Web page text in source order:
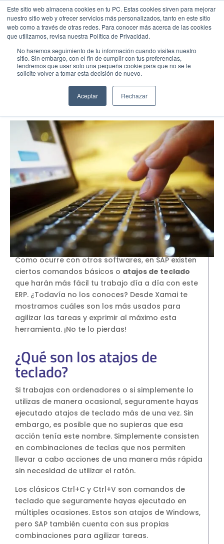
Este sitio web almacena cookies en tu PC. Estas cookies sirven para mejorar
nuestro sitio web y ofrecer servicios más personalizados, tanto en este sitio
web como a través de otras redes. Para conocer más acerca de las cookies
que utilizamos, revisa nuestra Política de Privacidad.
No haremos seguimiento de tu información cuando visites nuestro
sitio. Sin embargo, con el fin de cumplir con tus preferencias,
tendremos que usar solo una pequeña cookie para que no se te
solicite volver a tomar esta decisión de nuevo.
Aceptar Rechazar
Menu Llamar
EMPIEZA AQUÍ
Inicio
Casos de Éxito
Industrias
Cotiza SAP
Contacto
Partner SAP en tu Ciudad
Partners Estratégicos
EXPLORAR SOLUIONES
SOLUCIONES CLOUD
SAP Business One Cloud
SAP Cloud ERP
SAP Cloud ERP RISE
SAP BTP
SAP Business Data Cloud
SAP Success Factors
SOLUCIONES ONPREMISE
SAP Business One
Addons para SAP Business One
SAP S4HANA
Migración a S4HANA
SOPORTE
Soporte y Mantenimiento SAP
Soporte y Manntenimiento SAP
Business One
Soporte y Mantenimiento SAP
S4HANA Cloud
CONSULTORIA
Consultoria SAP
Consultoria SAP Business One
Consultoria SAP S4HANA Cloud
ÚNETE
Inventarios
Atajos de teclado para SAP
Como ocurre con otros softwares, en SAP existen
ciertos comandos básicos o atajos de teclado
que harán más fácil tu trabajo día a día con este
ERP. ¿Todavía no los conoces? Desde Xamai te
mostramos cuáles son los más usados para
agilizar las tareas y exprimir al máximo esta
herramienta. ¡No te lo pierdas!
¿Qué son los atajos de
teclado?
Si trabajas con ordenadores o si simplemente lo
utilizas de manera ocasional, seguramente hayas
ejecutado atajos de teclado más de una vez. Sin
embargo, es posible que no supieras que esa
acción tenía este nombre. Simplemente consisten
en combinaciones de teclas que nos permiten
llevar a cabo acciones de una manera más rápida
sin necesidad de utilizar el ratón.
Los clásicos Ctrl+C y Ctrl+V son comandos de
teclado que seguramente hayas ejecutado en
múltiples ocasiones. Estos son atajos de Windows,
pero SAP también cuenta con sus propias
combinaciones para agilizar tareas.